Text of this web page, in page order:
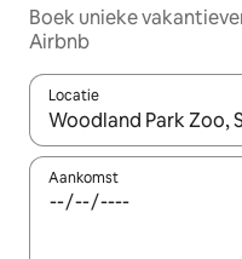
Boek unieke
Airbnb
Locatie
Wanneer er resultaten
Aankomst